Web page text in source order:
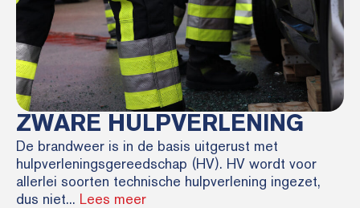
ZWARE HULPVERLENING
De brandweer is in de basis uitgerust met
hulpverleningsgereedschap (HV). HV wordt voor
allerlei soorten technische hulpverlening ingezet,
dus niet... Lees meer